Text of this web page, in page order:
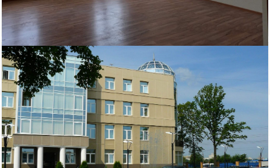
Охрана: есть
Интернет: есть
Состояние ремонта: Отличное
Парковка: Охраняемая
Снять, арендовать офисное помещение:
Офисный блок площадью 44 кв. м, на 4 этаже 4-этажного
бизнес-центра класса B в 10-12 мин. от м. Звездная в
Московском районе Санкт-Петербурга, предоставляется
юридический адрес. Высота потолков: 3 м. Офисный блок
предоставляется в прямую аренду, срок аренды - до года, с
предоплатой за 1 месяц. Включено в ставку: коммунальные
платежи, эксплуатационные расходы, можно добавить
телефонные линии и выбрать оператора
телекоммуникационных услуг. Офис со стандартной отделкой,
внутри кабинетная планировка, на полу ламинат, тип окон -